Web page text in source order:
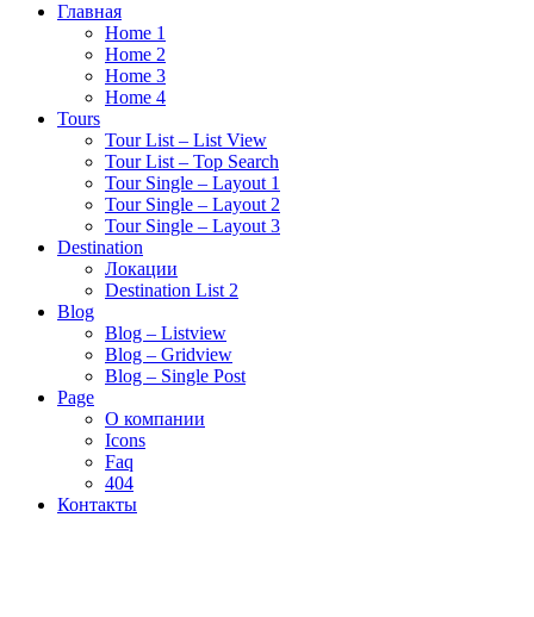
Главная
Home 1
Home 2
Home 3
Home 4
Tours
Tour List – List View
Tour List – Top Search
Tour Single – Layout 1
Tour Single – Layout 2
Tour Single – Layout 3
Destination
Локации
Destination List 2
Blog
Blog – Listview
Blog – Gridview
Blog – Single Post
Page
О компании
Icons
Faq
404
Контакты